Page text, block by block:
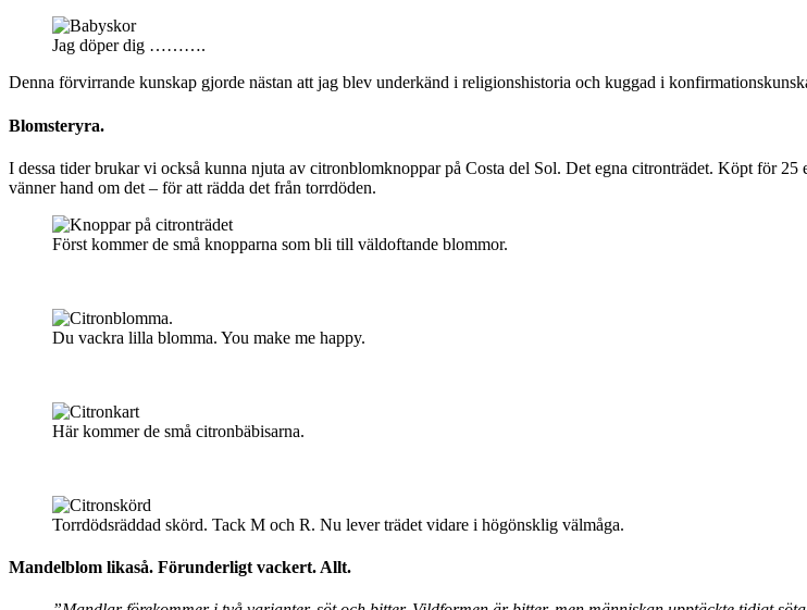
Jag döper dig ……….
Denna förvirrande kunskap gjorde nästan att jag blev underkänd i religionshistoria och kuggad i
Blomsteryra.
I dessa tider brukar vi också kunna njuta av citronblomknoppar på Costa del Sol. Det egna citronträdet. Köpt för
vänner hand om det – för att rädda det från torrdöden.
Först kommer de små knopparna som bli till väldoftande blommor.
Du vackra lilla blomma. You make me happy.
Här kommer de små citronbäbisarna.
Torrdödsräddad skörd. Tack M och R. Nu lever trädet vidare i högönsklig välmåga.
Mandelblom likaså. Förunderligt vackert. Allt.